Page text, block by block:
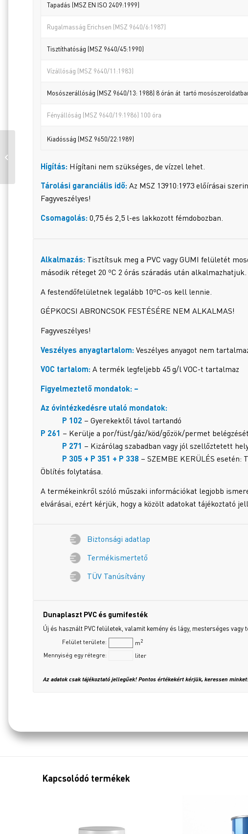
Tapadás (MSZ EN ISO 2409:1999)
Rugalmasság Erichsen (MSZ 9640/6:1987)
Tisztíthatóság (MSZ 9640/45:1990)
Vízállóság (MSZ 9640/11:1983)
Mosószerállóság (MSZ 9640/13: 1988) 8 órán át tartó
Fényállóság (MSZ 9640/19:1986) 100 óra
Kiadósság (MSZ 9650/22:1989)
Hígítás: Hígítani nem szükséges, de vízzel lehet.
Tárolási garanciális idő: Az MSZ 13910:1973 előírásai
Fagyveszélyes!
Csomagolás: 0,75 és 2,5 l-es lakkozott fémdobozban.
Alkalmazás: Tisztítsuk meg a PVC vagy GUMI felületét
második réteget 20 ºC 2 órás száradás után
A festendőfelületnek legalább 10ºC-os kell lennie.
GÉPKOCSI ABRONCSOK FESTÉSÉRE NEM ALKALMAS!
Fagyveszélyes!
Veszélyes anyagtartalom: Veszélyes anyagot nem
VOC tartalom: A termék legfeljebb 45 g/l VOC-t tartalmaz
Figyelmeztető mondatok: –
Az óvintézkedésre utaló mondatok:
P 102 – Gyerekektől távol tartandó
P 261 – Kerülje a por/füst/gáz/köd/gőzök/permet
P 271 – Kizárólag szabadban vagy jól szellőztetett
P 305 + P 351 + P 338 – SZEMBE KERÜLÉS
Öblítés folytatása.
A termékeinkről szóló műszaki információkat legjobb
elvárásai, ezért kérjük, hogy a közölt adatokat tájékoztató
Biztonsági adatlap
Termékismertető
TÜV Tanúsítvány
Dunaplaszt PVC és gumifesték
Új és használt PVC felületek, valamit kemény és lágy, mesterséges
Felület területe: m2
Mennyiség egy rétegre: liter
Az adatok csak tájékoztató jellegűek! Pontos értékekért kérjük, keressen
Kapcsolódó termékek